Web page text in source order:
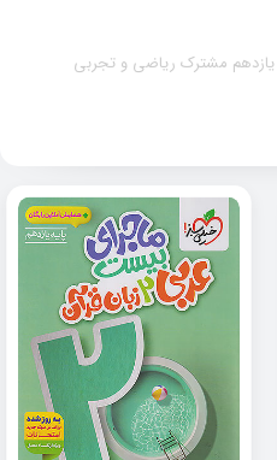
یازدهم مشترک ریاضی و تجربی